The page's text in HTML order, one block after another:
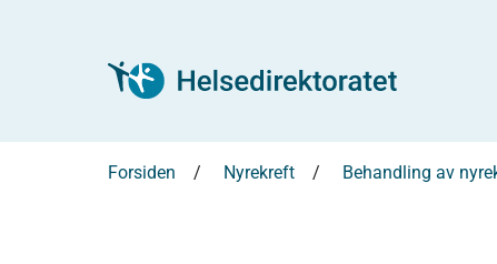
Forsiden Nyrekreft Behandling av